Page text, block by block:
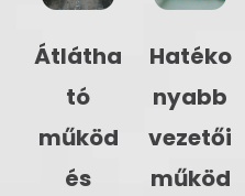
Átlátha
tó
működ
és
Hatéko
nyabb
vezetői
működ